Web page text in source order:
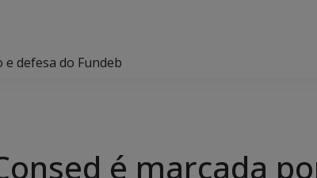
defesa do Fundeb
é marcada